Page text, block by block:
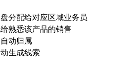
分配给对应区域业务员
熟悉该产品的销售
动归属
生成线索